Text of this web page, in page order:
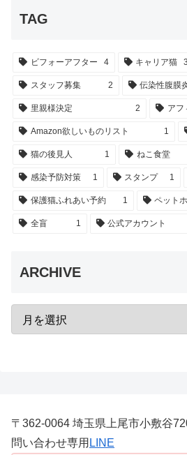
TAG
ビフォーアフター 4 キャリア猫 3
スタッフ募集 2 伝染性腹膜
里親様決定 2 アフ
Amazon欲しいものリスト 1
猫の後見人 1 ねこ食堂
感染予防対策 1 スタンプ 1
保護猫ふれあい予約 1 ペット
全盲 1 公式アカウント
ARCHIVE
〒362-0064 埼玉県上尾市小敷谷
問い合わせ専用 LINE